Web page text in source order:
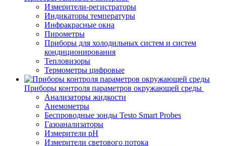
Измерители-регистраторы
Индикаторы температуры
Инфракрасные окна
Пирометры
Приборы для холодильных систем и систем
кондиционирования
Тепловизоры
Термометры цифровые
Приборы контроля параметров окружающей среды
Анализаторы жидкости
Анемометры
Беспроводные зонды Testo Smart Probes
Газоанализаторы
Измерители pH
Измерители светового потока